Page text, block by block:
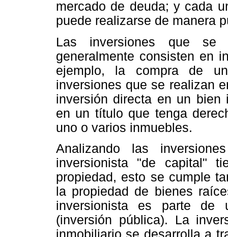
mercado de deuda; y cada
puede realizarse de manera
Las inversiones que se
generalmente consisten en
ejemplo, la compra de
inversiones que se realizan
inversión directa en un bien
en un título que tenga
uno o varios inmuebles.
Analizando las
inversionista "de capital"
propiedad, esto se cumple
la propiedad de bienes
inversionista es parte de
(inversión pública). La
inmobiliario se desarrolla a